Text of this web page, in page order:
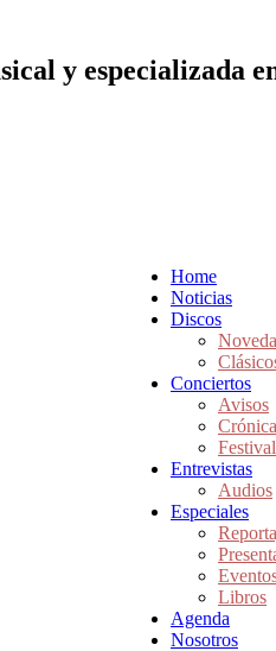
y especializada
Home
Noticias
Discos
Conciertos
Avisos
Entrevistas
Audios
Especiales
Libros
Agenda
Nosotros